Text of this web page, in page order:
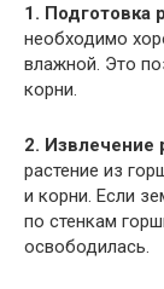
1. Подготовка
необходимо
влажной. Это
корни.
2. Извлечение
растение из
и корни. Если
по стенкам
освободилась.